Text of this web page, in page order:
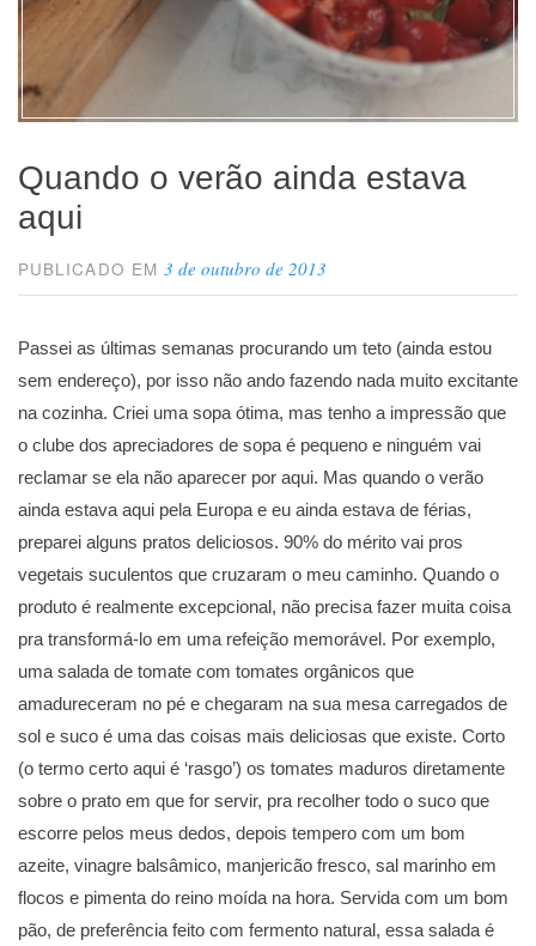
Quando o verão ainda estava
aqui
PUBLICADO EM3 de outubro de 2013
Passei as últimas semanas procurando um teto (ainda estou
sem endereço), por isso não ando fazendo nada muito excitante
na cozinha. Criei uma sopa ótima, mas tenho a impressão que
o clube dos apreciadores de sopa é pequeno e ninguém vai
reclamar se ela não aparecer por aqui. Mas quando o verão
ainda estava aqui pela Europa e eu ainda estava de férias,
preparei alguns pratos deliciosos. 90% do mérito vai pros
vegetais suculentos que cruzaram o meu caminho. Quando o
produto é realmente excepcional, não precisa fazer muita coisa
pra transformá-lo em uma refeição memorável. Por exemplo,
uma salada de tomate com tomates orgânicos que
amadureceram no pé e chegaram na sua mesa carregados de
sol e suco é uma das coisas mais deliciosas que existe. Corto
(o termo certo aqui é ‘rasgo’) os tomates maduros diretamente
sobre o prato em que for servir, pra recolher todo o suco que
escorre pelos meus dedos, depois tempero com um bom
azeite, vinagre balsâmico, manjericão fresco, sal marinho em
flocos e pimenta do reino moída na hora. Servida com um bom
pão, de preferência feito com fermento natural, essa salada é